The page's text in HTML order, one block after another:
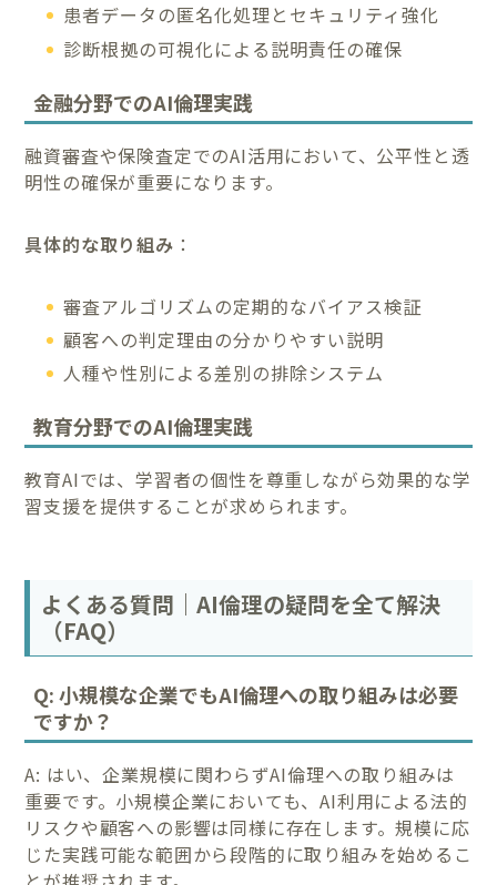
患者データの匿名化処理とセキュリティ強化
診断根拠の可視化による説明責任の確保
金融分野でのAI倫理実践
融資審査や保険査定でのAI活用において、公平性と透
明性の確保が重要になります。
具体的な取り組み ：
審査アルゴリズムの定期的なバイアス検証
顧客への判定理由の分かりやすい説明
人種や性別による差別の排除システム
教育分野でのAI倫理実践
教育AIでは、学習者の個性を尊重しながら効果的な学
習支援を提供することが求められます。
よくある質問｜AI倫理の疑問を全て解決
（FAQ）
Q: 小規模な企業でもAI倫理への取り組みは必要
ですか？
A: はい、企業規模に関わらずAI倫理への取り組みは
重要です。小規模企業においても、AI利用による法的
リスクや顧客への影響は同様に存在します。規模に応
じた実践可能な範囲から段階的に取り組みを始めるこ